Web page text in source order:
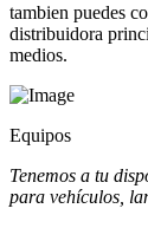
tambien puedes
distribuidora
medios.
Equipos
Tenemos a tu
para vehículos,